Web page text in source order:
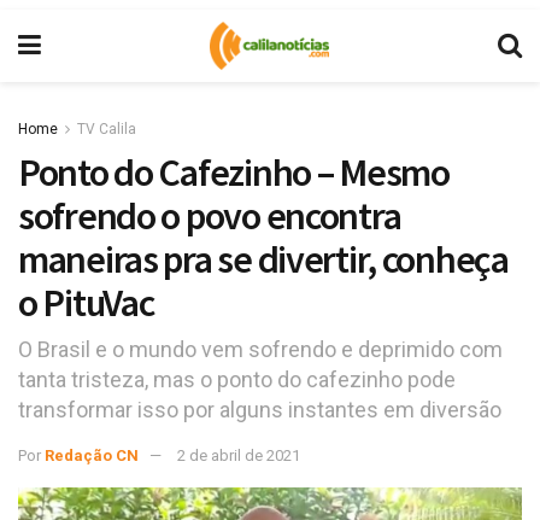
Home TV Calila
Ponto do Cafezinho – Mesmo
sofrendo o povo encontra
maneiras pra se divertir, conheça
o PituVac
O Brasil e o mundo vem sofrendo e deprimido com
tanta tristeza, mas o ponto do cafezinho pode
transformar isso por alguns instantes em diversão
Por Redação CN 2 de abril de 2021